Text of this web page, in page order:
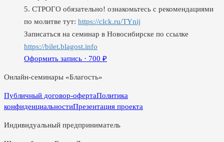
5. СТРОГО обязательно! ознакомьтесь с рекомендациями
по молитве тут: https://clck.ru/TYnij
Записаться на семинар в Новосибирске по ссылке
https://bilet.blagost.info
Оформить запись · 700 ₽
Онлайн-семинары «Благость»
Публичный договор-офертаПолитика
конфиденциальностиПрезентация проекта
Индивидуальный предприниматель